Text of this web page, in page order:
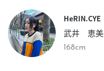
HeRIN.CYE
武井 恵美
168cm